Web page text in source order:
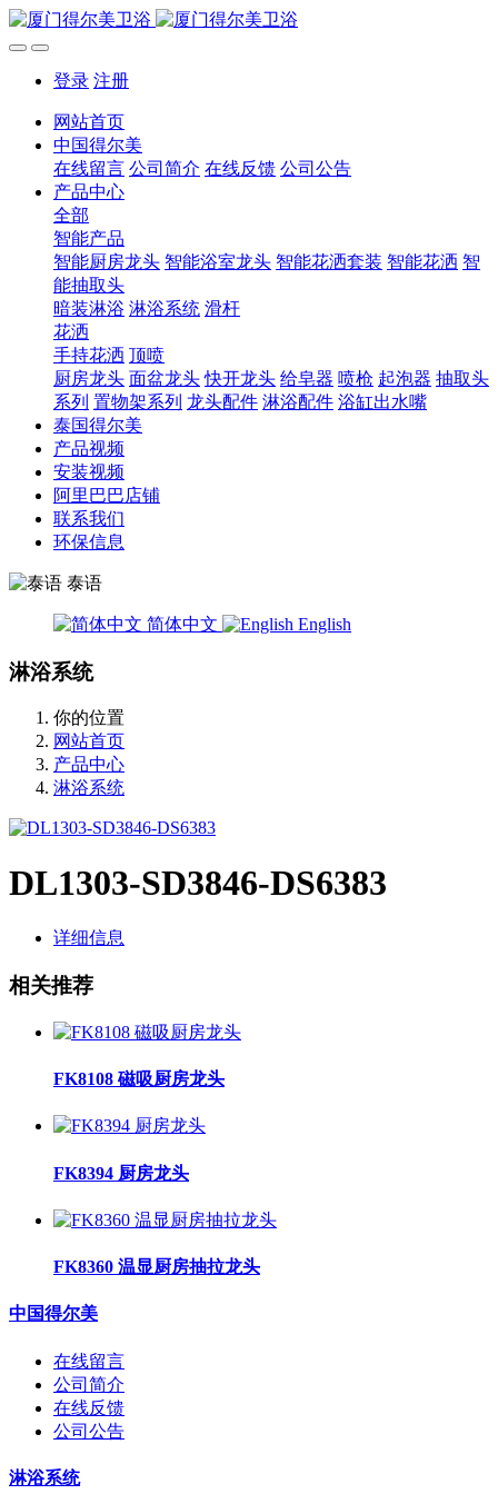
登录 注册
网站首页
中国得尔美
在线留言 公司简介 在线反馈 公司公告
产品中心
全部
智能产品
智能厨房龙头 智能浴室龙头 智能花洒套装 智能花洒 智
能抽取头
暗装淋浴 淋浴系统 滑杆
花洒
手持花洒 顶喷
厨房龙头 面盆龙头 快开龙头 给皂器 喷枪 起泡器 抽取头
系列 置物架系列 龙头配件 淋浴配件 浴缸出水嘴
泰国得尔美
产品视频
安装视频
阿里巴巴店铺
联系我们
环保信息
泰语
简体中文 English
淋浴系统
你的位置
网站首页
产品中心
淋浴系统
DL1303-SD3846-DS6383
详细信息
相关推荐
FK8108 磁吸厨房龙头
FK8394 厨房龙头
FK8360 温显厨房抽拉龙头
中国得尔美
在线留言
公司简介
在线反馈
公司公告
淋浴系统